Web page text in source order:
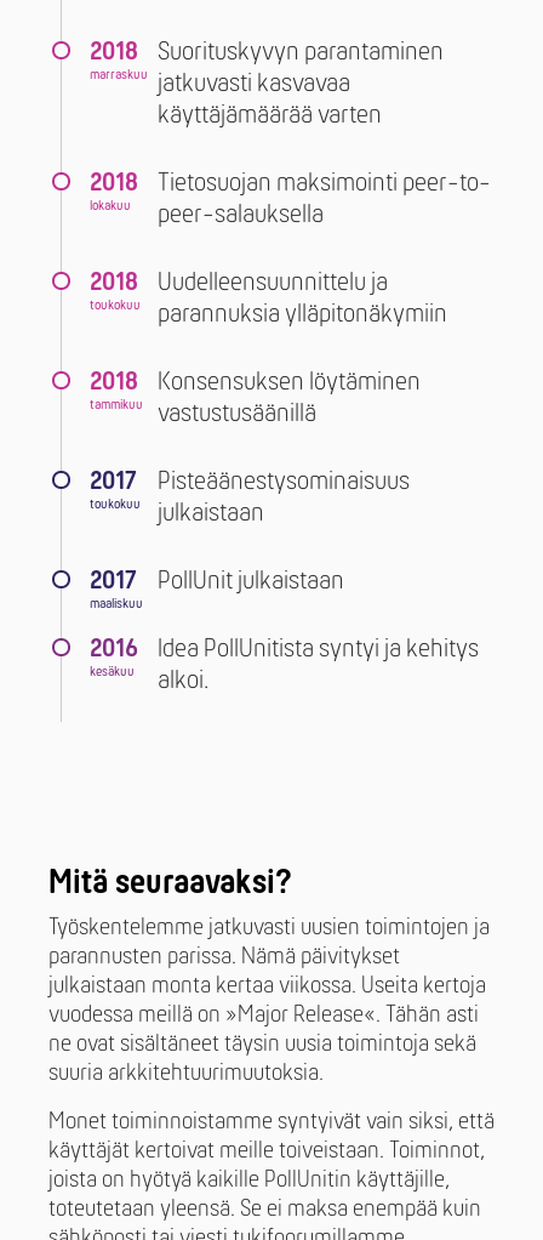
2018
marraskuu
Suorituskyvyn parantaminen
jatkuvasti kasvavaa
käyttäjämäärää varten
2018
lokakuu
Tietosuojan maksimointi peer-to-
peer-salauksella
2018
toukokuu
Uudelleensuunnittelu ja
parannuksia ylläpitonäkymiin
2018
tammikuu
Konsensuksen löytäminen
vastustusäänillä
2017
toukokuu
Pisteäänestysominaisuus
julkaistaan
2017
maaliskuu
PollUnit julkaistaan
2016
kesäkuu
Idea PollUnitista syntyi ja kehitys
alkoi.
Mitä seuraavaksi?
Työskentelemme jatkuvasti uusien toimintojen ja
parannusten parissa. Nämä päivitykset
julkaistaan monta kertaa viikossa. Useita kertoja
vuodessa meillä on »Major Release«. Tähän asti
ne ovat sisältäneet täysin uusia toimintoja sekä
suuria arkkitehtuurimuutoksia.
Monet toiminnoistamme syntyivät vain siksi, että
käyttäjät kertoivat meille toiveistaan. Toiminnot,
joista on hyötyä kaikille PollUnitin käyttäjille,
toteutetaan yleensä. Se ei maksa enempää kuin